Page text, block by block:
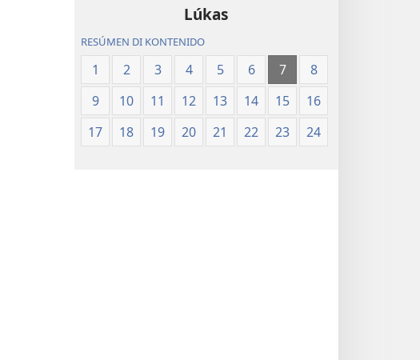
Lúkas
RESÚMEN DI KONTENIDO
1 2 3 4 5 6 7
8
9
10 11 12 13 14 15
16
17
18 19 20 21 22 23 24